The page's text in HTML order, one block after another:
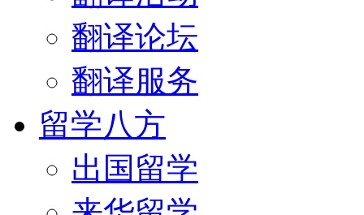
翻译论坛
翻译服务
留学八方
出国留学